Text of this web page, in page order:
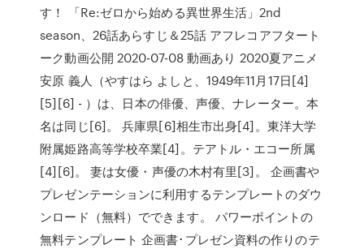
す！ 「Re:ゼロから始める異世界生活」2nd
season、26話あらすじ＆25話 アフレコアフタート
ーク動画公開 2020-07-08 動画あり 2020夏アニメ
安原 義人（やすはら よしと、1949年11月17日[4]
[5][6] - ）は、日本の俳優、声優、ナレーター。本
名は同じ[6]。 兵庫県[6]相生市出身[4]。東洋大学
附属姫路高等学校卒業[4]。テアトル・エコー所属
[4][6]。 妻は女優・声優の木村有里[3]。 企画書や
プレゼンテーションに利用するテンプレートのダウ
ンロード（無料）でできます。 パワーポイントの
無料テンプレート 企画書･プレゼン資料の作りのテ